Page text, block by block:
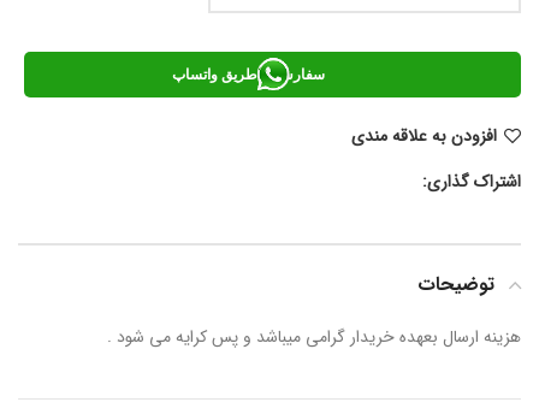
سفارش از طریق واتساپ
افزودن به علاقه مندی
اشتراک گذاری:
توضیحات
هزینه ارسال بعهده خریدار گرامی میباشد و پس کرایه می شود .